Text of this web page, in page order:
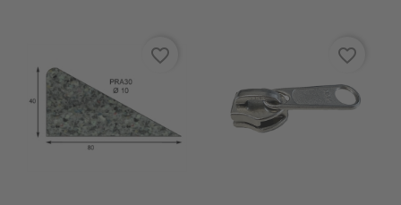
favorite_border favorite_border